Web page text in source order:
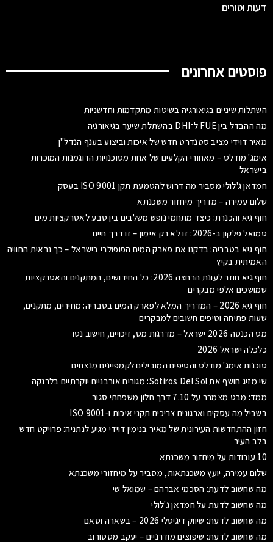
דעות וטורים
פוסטים אחרונים
השתלות שיניים בגיאורגיה בשיטות מתקדמות וחדשניות
מה ההבדל בין FUE ל־DHI בהשתלת שיער בגיאורגיה
מאיר דוידי מציב סטנדרט חדש של איכות וביצוע בענף הנדל"ן
אימג' מודלס – מאחורי הקלעים של אחת מסוכנויות הדוגמנות המוכרות
בישראל
חמדאן ג'לולי מסביר מה דרוש להטמעת תקן ISO 9001 בעסק
שלום עמירה – מדריך מיחזור משכנתא
חוף גיא והכנרת: כיצד מתחמי נופש משלבים בין טבע לאטרקציות מים
סמואל פלקון ב-2026: זו לא רק אימון – זו דרך חיים
חוף גיא בטבריה: בדקנו את פארק המים הפופולרי בישראל – כך נראית החוויה
האמיתית בקיץ
חוף גיא חוזר לעונת הרחצה 2026: כל החידושים, המתקנים והאטרקציות
שמושכים אלפי מבקרים
חוף גיא 2026 – המדריך המלא לפארק המים בטבריה: מחירים, מתקנים,
שעות פתיחה וטיפים חשובים למבקרים
מס הכנסה 2026 ישראל – מדרגות מס, זיכויים, חישוב נטו
כלכלה ישראל 2026
סוכנות אימג' מודלס והטיפים המובילים לקמפיינים מנצחים
שי מזיג חושף את Sotiros Del Sol: מגורים אורבניים יוקרתיים בלרנקה
ממד: מבט מצמרר על 7.10 דרך חלון משפחתי סגור
בשביל מה עסקים וארגונים צריכים תקני איכות ו‑ISO 9001
חזון ההתחדשות העירונית של מאיר בנימין דוידי מגיע לנתניה: פרויקט חדש
בלב העיר
10 עובודות על מיחזור משכנתא
שלום עמירה, יועץ משכנתאות, מסביר על מיחזורי משכנתא
מה שחשוב לדעת: הסכמי אברהם – שמואל שי
מה שחשוב לדעת על חמדאן ג'לולי
מה שחשוב לדעת: שיווק דיגיטלי 2026 – בשארה וסאם
מה שחשוב לדעת: שיפוצים מודרניים – יעקב מסטורוב